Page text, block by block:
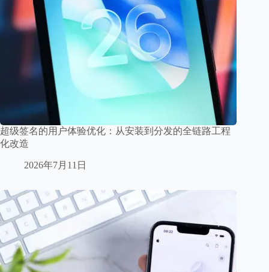
超级签名的用户体验优化：从安装到分发的全链路工程
化改造
2026年7月11日